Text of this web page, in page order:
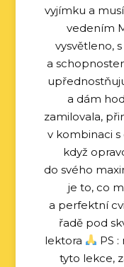
vyjímku a
vedením
vysvětleno,
a
a dám
zamilovala,
v kombinaci
když
do svého
je to, co
a perfektní
řadě pod
lektora
PS
tyto lekce,